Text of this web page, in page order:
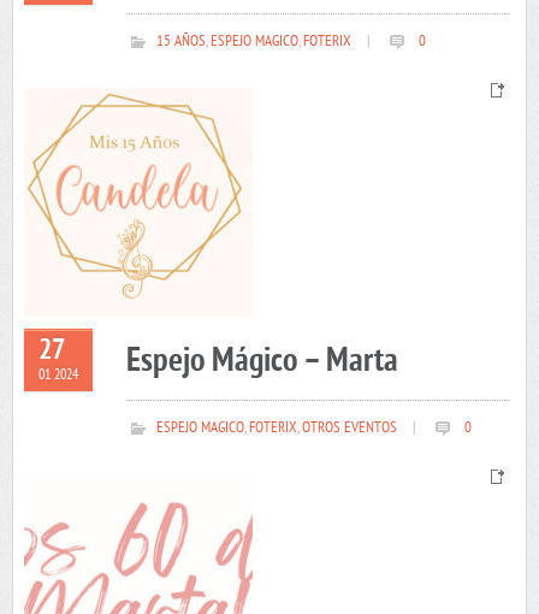
15 AÑOS,ESPEJO MAGICO,FOTERIX 0
27
01 2024 Espejo Mágico – Marta
ESPEJO MAGICO,FOTERIX,OTROS EVENTOS 0